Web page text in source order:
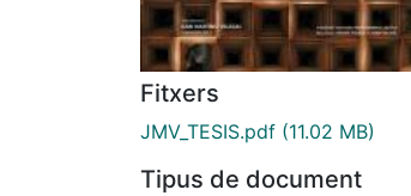
Fitxers
JMV_TESIS.pdf (11.02 MB)
Tipus de document